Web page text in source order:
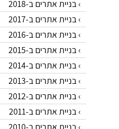
בניית אתרים ב-2018
בניית אתרים ב-2017
בניית אתרים ב-2016
בניית אתרים ב-2015
בניית אתרים ב-2014
בניית אתרים ב-2013
בניית אתרים ב-2012
בניית אתרים ב-2011